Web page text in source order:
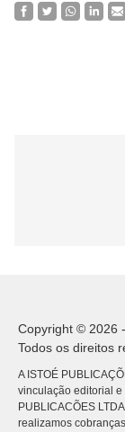
Copyright © 2026
Todos os direitos
A ISTOÉ
vinculação editorial e
PUBLICACÕES
realizamos